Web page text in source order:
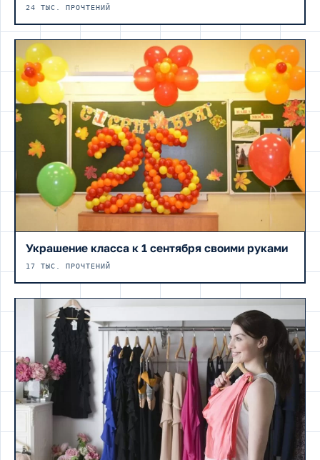
24 ТЫС. ПРОЧТЕНИЙ
Украшение класса к 1 сентября своими руками
17 ТЫС. ПРОЧТЕНИЙ